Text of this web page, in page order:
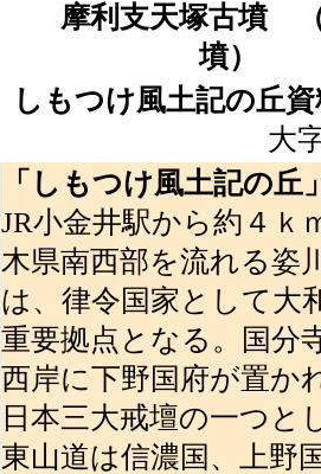
摩利支天塚古墳（
墳）
しもつけ風土記の丘
大
「しもつけ風土記の丘
JR小金井駅から約４ｋ
木県南西部を流れる姿
は、律令国家として大
重要拠点となる。国分
西岸に下野国府が置か
日本三大戒壇の一つと
東山道は信濃国、上野